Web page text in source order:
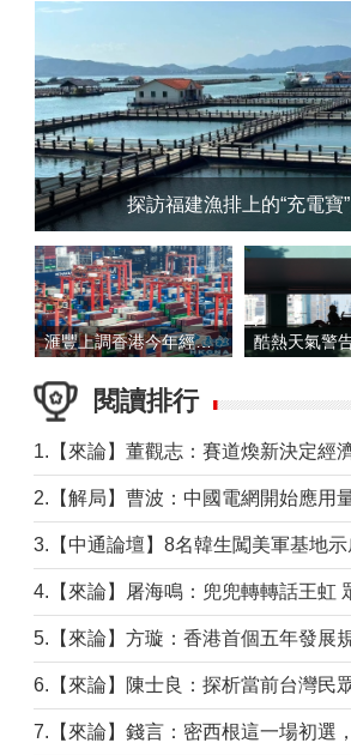
探訪福建漁排上的“充電寶”
滙豐上調香港今年經濟增長預測至4.5%
閱讀排行
1.【來論】董觀志：賽道煥新決定經